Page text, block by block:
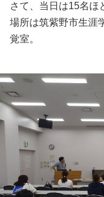
さて、当日は15名ほ
場所は筑紫野市生涯
覚室。